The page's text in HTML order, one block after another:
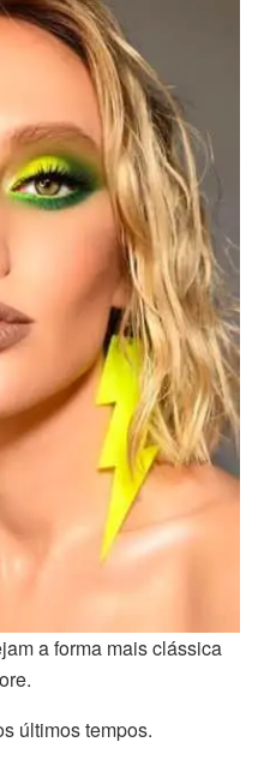
a forma mais clássica
últimos tempos.